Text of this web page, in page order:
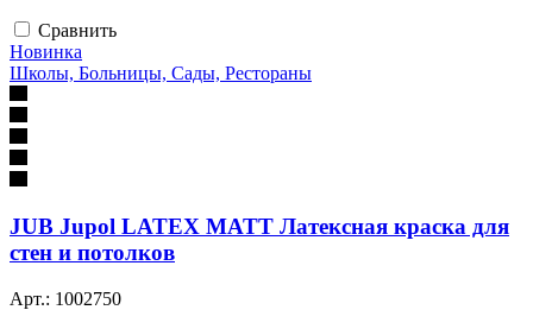
Сравнить
Новинка
Школы, Больницы, Сады, Рестораны
JUB Jupol LATEX MATT Латексная краска для
стен и потолков
Арт.: 1002750